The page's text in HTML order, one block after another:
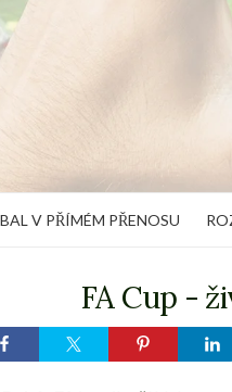
V PŘÍMÉM PŘENOSU
FA Cup -